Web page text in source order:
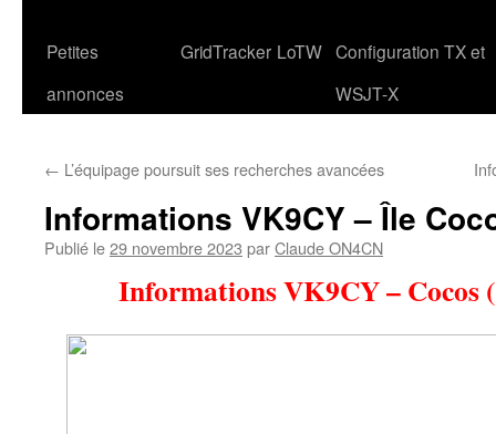
Petites
annonces
GridTracker LoTW Configuration TX et
WSJT-X
← L’équipage poursuit ses recherches avancées
Informations VK9CY – Île
Publié le29 novembre 2023 parClaude ON4CN
Informations VK9CY – Cocos